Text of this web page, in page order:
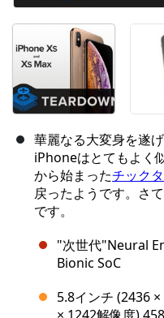
華麗なる大変身を遂
iPhoneはとてもよく
から始まったチック
戻ったようです。さ
です。
"次世代"Neural
Bionic SoC
5.8インチ (2436
× 1242解像度)